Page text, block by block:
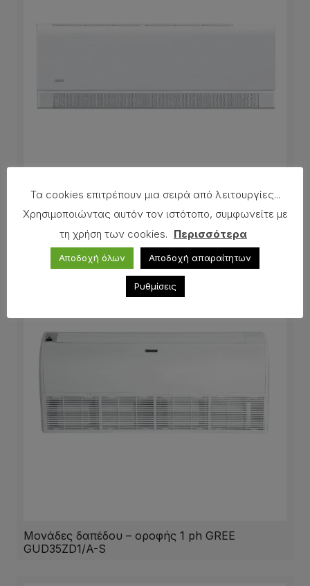
AUX C-Series Κλιματιστικό Inverter 12000 BTU
με WiFi
Μονάδες δαπέδου – οροφής 1 ph GREE
GUD35ZD1/A-S
Τα cookies επιτρέπουν μια σειρά από λειτουργίες...
Χρησιμοποιώντας αυτόν τον ιστότοπο, συμφωνείτε με
τη χρήση των cookies. Περισσότερα
Αποδοχή όλων Αποδοχή απαραίτητων
Ρυθμίσεις